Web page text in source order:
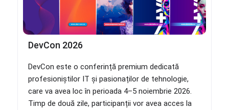
DevCon 2026
DevCon este o conferință premium dedicată
profesioniștilor IT și pasionaților de tehnologie,
care va avea loc în perioada 4–5 noiembrie 2026.
Timp de două zile, participanții vor avea acces la